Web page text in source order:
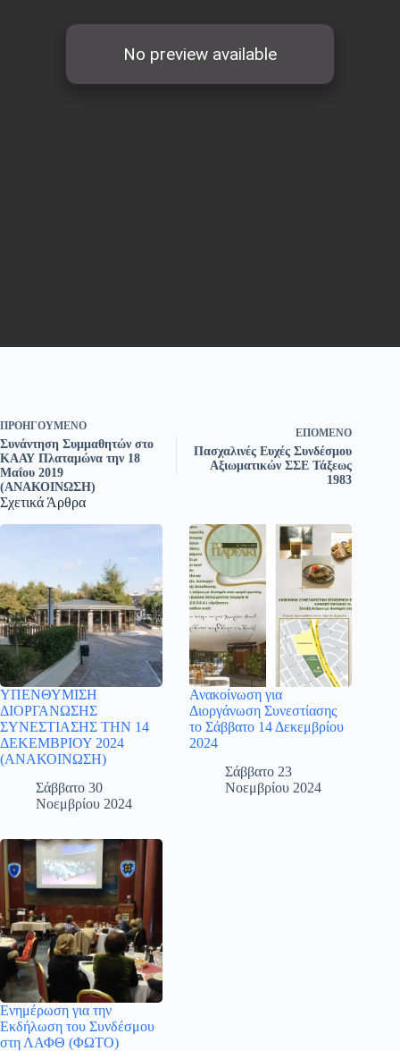
ΠΡΟΗΓΟΎΜΕΝΟ
Συνάντηση Συμμαθητών στο
ΚΑΑΥ Πλαταμώνα την 18
Μαΐου 2019
(ΑΝΑΚΟΙΝΩΣΗ)
ΕΠΌΜΕΝΟ
Πασχαλινές Ευχές Συνδέσμου
Αξιωματικών ΣΣΕ Τάξεως
1983
Σχετικά Άρθρα
ΥΠΕΝΘΥΜΙΣΗ
ΔΙΟΡΓΑΝΩΣΗΣ
ΣΥΝΕΣΤΙΑΣΗΣ ΤΗΝ 14
ΔΕΚΕΜΒΡΙΟΥ 2024
(ΑΝΑΚΟΙΝΩΣΗ)
Σάββατο 30
Νοεμβρίου 2024
Ανακοίνωση για
Διοργάνωση Συνεστίασης
το Σάββατο 14 Δεκεμβρίου
2024
Σάββατο 23
Νοεμβρίου 2024
Ενημέρωση για την
Εκδήλωση του Συνδέσμου
στη ΛΑΦΘ (ΦΩΤΟ)